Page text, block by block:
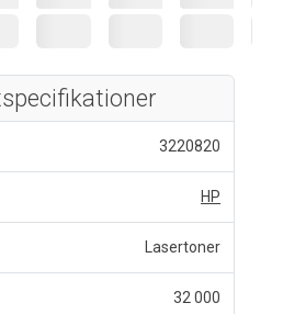
3220820
HP
Lasertoner
32 000